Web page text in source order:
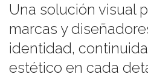
Una solución visual
marcas y
identidad,
estético en cada